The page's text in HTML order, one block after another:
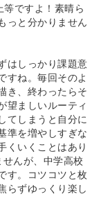
ですよ！素晴ら
っと分かりません
はしっかり課題意
すね。毎回そのよ
き、終わったらそ
望ましいルーティ
てしまうと自分に
準を増やしすぎな
くいくことはあり
んが、中学高校
す。コツコツと枚
らずゆっくり楽し